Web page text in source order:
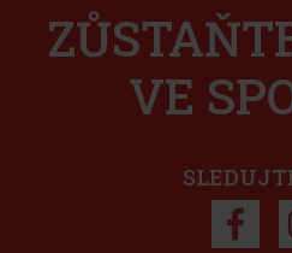
SKLADEM(2 ks)
VE